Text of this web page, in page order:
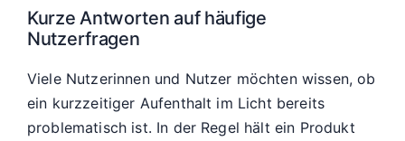
Kurze Antworten auf häufige
Nutzerfragen
Viele Nutzerinnen und Nutzer möchten wissen, ob
ein kurzzeitiger Aufenthalt im Licht bereits
problematisch ist. In der Regel hält ein Produkt